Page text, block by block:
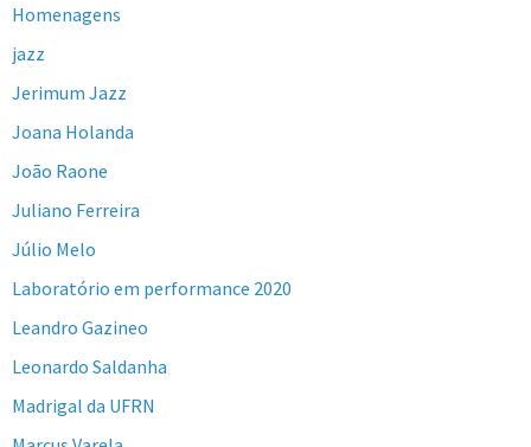
Homenagens
jazz
Jerimum Jazz
Joana Holanda
João Raone
Juliano Ferreira
Júlio Melo
Laboratório em performance 2020
Leandro Gazineo
Leonardo Saldanha
Madrigal da UFRN